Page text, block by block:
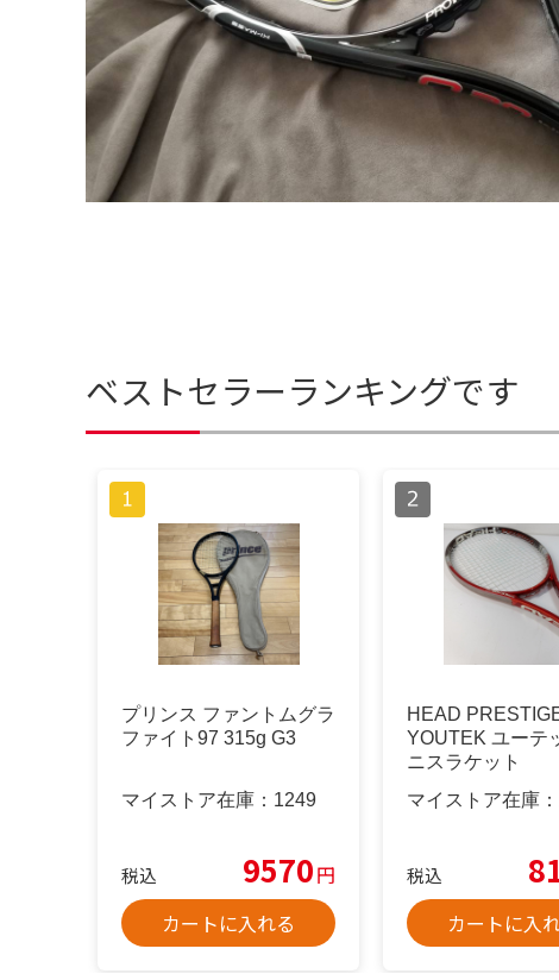
ベストセラーランキングです
プリンス ファントムグラ
ファイト97 315g G3
マイストア在庫： 1249
税込 9570円
カートに入れる
HEAD
YOUTEK ユーテ
ニスラケット
マイストア在庫：
税込
カートに入